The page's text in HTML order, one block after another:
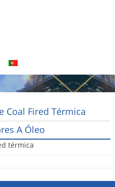
Coal Fired Térmica
A Óleo
térmica